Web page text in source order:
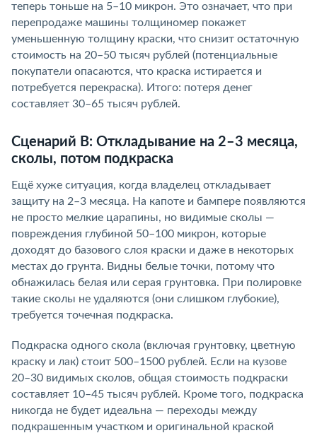
теперь тоньше на 5–10 микрон. Это означает, что при
перепродаже машины толщиномер покажет
уменьшенную толщину краски, что снизит остаточную
стоимость на 20–50 тысяч рублей (потенциальные
покупатели опасаются, что краска истирается и
потребуется перекраска). Итого: потеря денег
составляет 30–65 тысяч рублей.
Сценарий В: Откладывание на 2–3 месяца,
сколы, потом подкраска
Ещё хуже ситуация, когда владелец откладывает
защиту на 2–3 месяца. На капоте и бампере появляются
не просто мелкие царапины, но видимые сколы —
повреждения глубиной 50–100 микрон, которые
доходят до базового слоя краски и даже в некоторых
местах до грунта. Видны белые точки, потому что
обнажилась белая или серая грунтовка. При полировке
такие сколы не удаляются (они слишком глубокие),
требуется точечная подкраска.
Подкраска одного скола (включая грунтовку, цветную
краску и лак) стоит 500–1500 рублей. Если на кузове
20–30 видимых сколов, общая стоимость подкраски
составляет 10–45 тысяч рублей. Кроме того, подкраска
никогда не будет идеальна — переходы между
подкрашенным участком и оригинальной краской